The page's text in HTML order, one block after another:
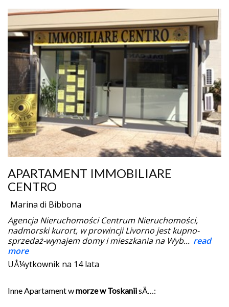
APARTAMENT IMMOBILIARE
CENTRO
Marina di Bibbona
Agencja Nieruchomości Centrum Nieruchomości,
nadmorski kurort, w prowincji Livorno jest kupno-
sprzedaż-wynajem domy i mieszkania na Wyb... read
more
UÅ¼ytkownik na 14 lata
Inne Apartament wmorze w ToskaniisÄ…: